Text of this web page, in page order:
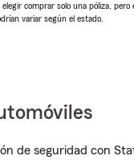
comprar solo una póliza,
variar según el estado.
de seguridad con